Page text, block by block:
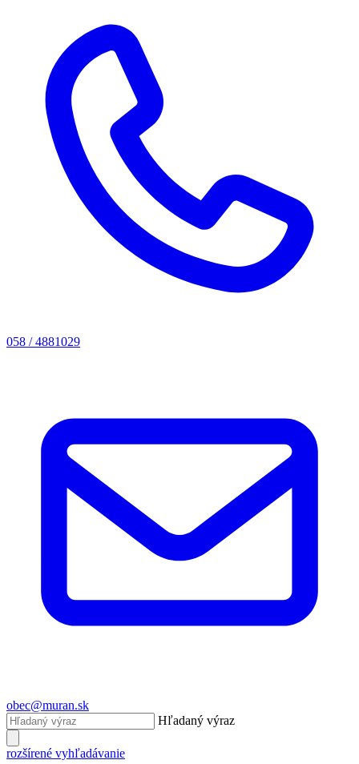
058 / 4881029
obec@muran.sk
Hľadaný výraz
rozšírené vyhľadávanie